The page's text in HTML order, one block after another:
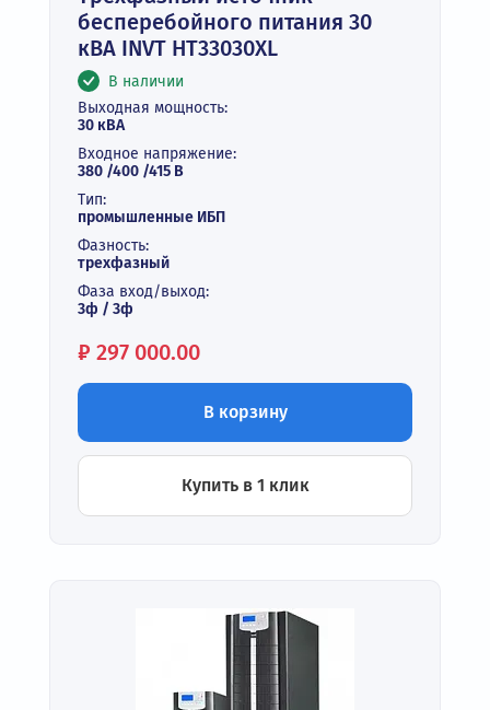
бесперебойного питания 30
кВА INVT HT33030XL
В наличии
Выходная мощность:
30 кВА
Входное напряжение:
380 /400 /415 В
Тип:
промышленные ИБП
Фазность:
трехфазный
Фаза вход/выход:
3ф / 3ф
Цена:
₽ 297 000.00
В корзину
Купить в 1 клик